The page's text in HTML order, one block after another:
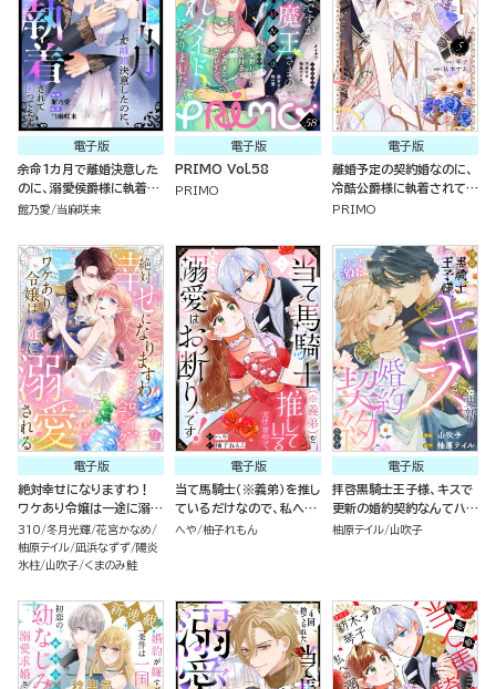
電子版
余命1カ月で離婚決意した
のに、溺愛侯爵様に執着さ
れて困ってます（単話版）
館乃愛 当麻咲来
電子版
PRIMO Vol.58
PRIMO
電子版
離婚予定の契約婚なのに、
冷酷公爵様に執着されてい
ます （5）
PRIMO
電子版
絶対幸せになりますわ！
ワケあり令嬢は一途に溺愛
される アンソロジーコミッ
ク
310 冬月光輝 花宮かなめ
柚原テイル
凪浜なずず 陽炎
氷柱 山吹子 くまのみ鮭
電子版
当て馬騎士（※義弟）を推し
ているだけなので、私への
溺愛はお断りです！（分冊
へや 柚子れもん
電子版
拝啓黒騎士王子様、キスで
更新の婚約契約なんてハー
ドル激高です！（単話版）
柚原テイル 山吹子